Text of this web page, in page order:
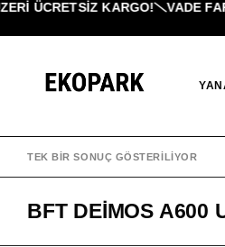
ÜCRETSİZ KARGO! VADE
TEK BIR SONUÇ GÖSTERILIYOR
BFT DEIMOS A600